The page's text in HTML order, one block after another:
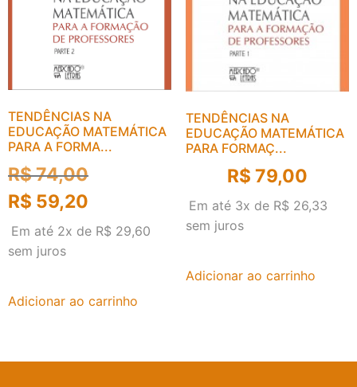
TENDÊNCIAS NA
EDUCAÇÃO MATEMÁTICA
PARA A FORMA...
R$74,00
R$ 59,20
Em até 2x de R$ 29,60
sem juros
Adicionar ao carrinho
TENDÊNCIAS NA
EDUCAÇÃO MATEMÁTICA
PARA FORMAÇ...
R$ 79,00
Em até 3x de R$ 26,33
sem juros
Adicionar ao carrinho